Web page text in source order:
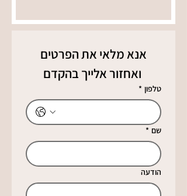
אנא מלאי את הפרטים
ואחזור אלייך בהקדם
טלפון *
שם *
הודעה